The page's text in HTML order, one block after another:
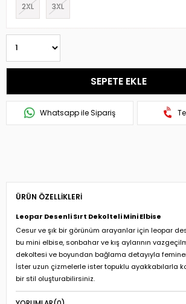
2XL 3XL
Whatsapp ile Sipariş
ÜRÜN ÖZELLIKLERI
Leopar Desenli Sırt Dekolteli Mini Elbise
Cesur ve şık bir görünüm arayanlar için leopar
bu mini elbise, sonbahar ve kış aylarının
dekoltesi ve boyundan bağlama detayıyla
İster uzun çizmelerle ister topuklu ayakkabılarla
bir stil oluşturabilirsiniz.